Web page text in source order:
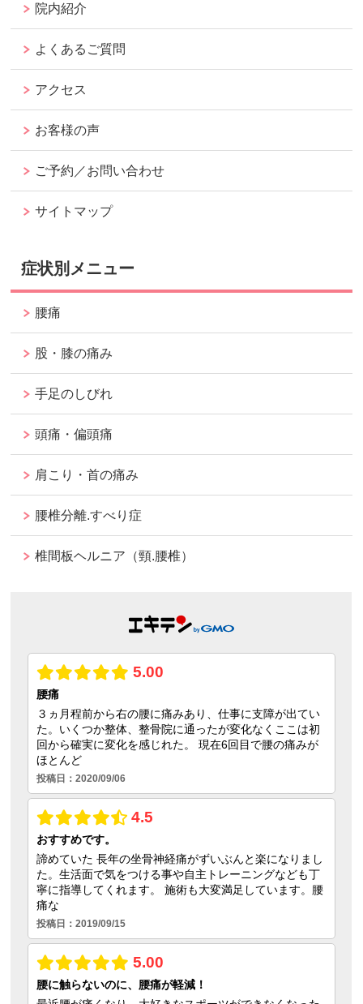
院内紹介
よくあるご質問
アクセス
お客様の声
ご予約／お問い合わせ
サイトマップ
症状別メニュー
腰痛
股・膝の痛み
手足のしびれ
頭痛・偏頭痛
肩こり・首の痛み
腰椎分離.すべり症
椎間板ヘルニア（頸.腰椎）